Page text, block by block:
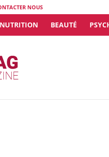
NOUS
NUTRITION BEAUTÉ